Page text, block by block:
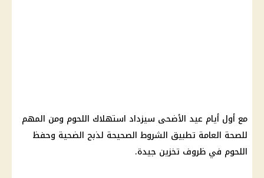
مع أول أيام عيد الأضحى سيزداد استهلاك اللحوم ومن المهم
للصحة العامة تطبيق الشروط الصحيحة لذبح الضحية وحفظ
اللحوم في ظروف تخزين جيدة.